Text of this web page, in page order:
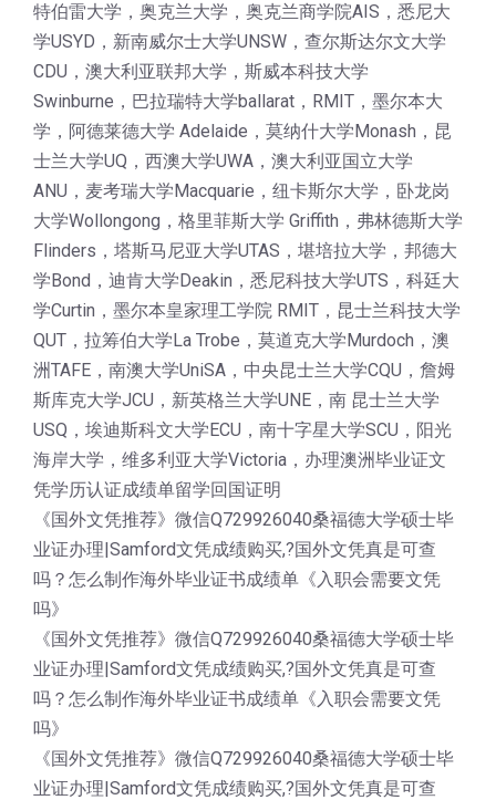
特伯雷大学，奥克兰大学，奥克兰商学院AIS，悉尼大
学USYD，新南威尔士大学UNSW，查尔斯达尔文大学
CDU，澳大利亚联邦大学，斯威本科技大学
Swinburne，巴拉瑞特大学ballarat，RMIT，墨尔本大
学，阿德莱德大学 Adelaide，莫纳什大学Monash，昆
士兰大学UQ，西澳大学UWA，澳大利亚国立大学
ANU，麦考瑞大学Macquarie，纽卡斯尔大学，卧龙岗
大学Wollongong，格里菲斯大学 Griffith，弗林德斯大学
Flinders，塔斯马尼亚大学UTAS，堪培拉大学，邦德大
学Bond，迪肯大学Deakin，悉尼科技大学UTS，科廷大
学Curtin，墨尔本皇家理工学院 RMIT，昆士兰科技大学
QUT，拉筹伯大学La Trobe，莫道克大学Murdoch，澳
洲TAFE，南澳大学UniSA，中央昆士兰大学CQU，詹姆
斯库克大学JCU，新英格兰大学UNE，南 昆士兰大学
USQ，埃迪斯科文大学ECU，南十字星大学SCU，阳光
海岸大学，维多利亚大学Victoria，办理澳洲毕业证文
凭学历认证成绩单留学回国证明
《国外文凭推荐》微信Q729926040桑福德大学硕士毕
业证办理|Samford文凭成绩购买,?国外文凭真是可查
吗？怎么制作海外毕业证书成绩单《入职会需要文凭
吗》
《国外文凭推荐》微信Q729926040桑福德大学硕士毕
业证办理|Samford文凭成绩购买,?国外文凭真是可查
吗？怎么制作海外毕业证书成绩单《入职会需要文凭
吗》
《国外文凭推荐》微信Q729926040桑福德大学硕士毕
业证办理|Samford文凭成绩购买,?国外文凭真是可查